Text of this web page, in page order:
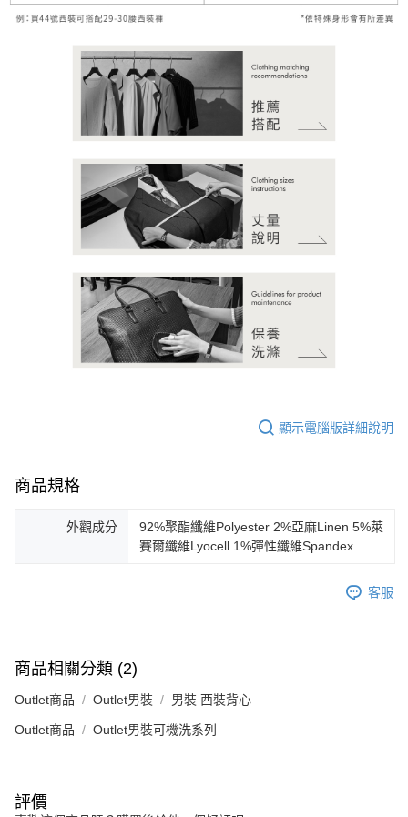
顯示電腦版詳細說明
商品規格
外觀成分
92%聚酯纖維Polyester 2%亞麻Linen 5%萊
賽爾纖維Lyocell 1%彈性纖維Spandex
客服
商品相關分類 (2)
Outlet商品 Outlet男裝 男裝 西裝背心
Outlet商品 Outlet男裝可機洗系列
評價